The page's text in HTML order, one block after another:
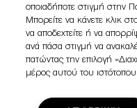
οποιαδήποτε στιγμή στην
Μπορείτε να κάνετε κλικ
να αποδεχτείτε ή να
ανά πάσα στιγμή να
πατώντας την επιλογή
μέρος αυτού του ιστότοπου.